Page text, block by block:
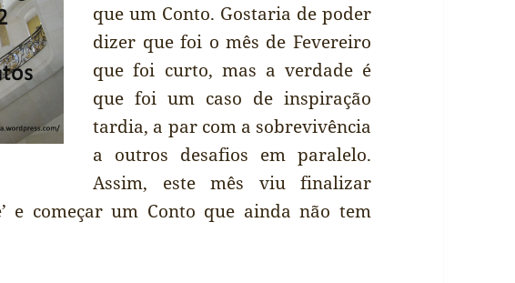
que um Conto. Gostaria de poder
dizer que foi o mês de Fevereiro
que foi curto, mas a verdade é
que foi um caso de inspiração
tardia, a par com a sobrevivência
a outros desafios em paralelo.
Assim, este mês viu finalizar
e começar um Conto que ainda não tem